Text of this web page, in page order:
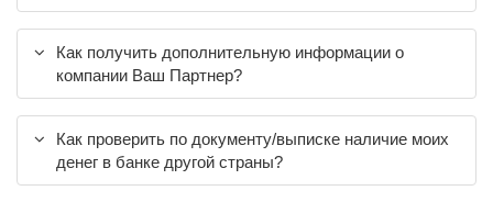
Как получить дополнительную информации о
компании Ваш Партнер?
Как проверить по документу/выписке наличие моих
денег в банке другой страны?